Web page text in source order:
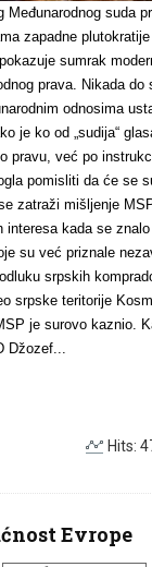
Međunarodnog suda
zapadne
sumrak
prava. Nikada do
odnosima
je ko od „sudija“
pravu, već po
pomisliti da će se
zatraži mišljenje
interesa kada se znalo
su već priznale
srpskih
srpske teritorije
je surovo kaznio.
Džozef...
Hits:
Evrope